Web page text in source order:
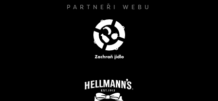
PARTNEŘI WEBU